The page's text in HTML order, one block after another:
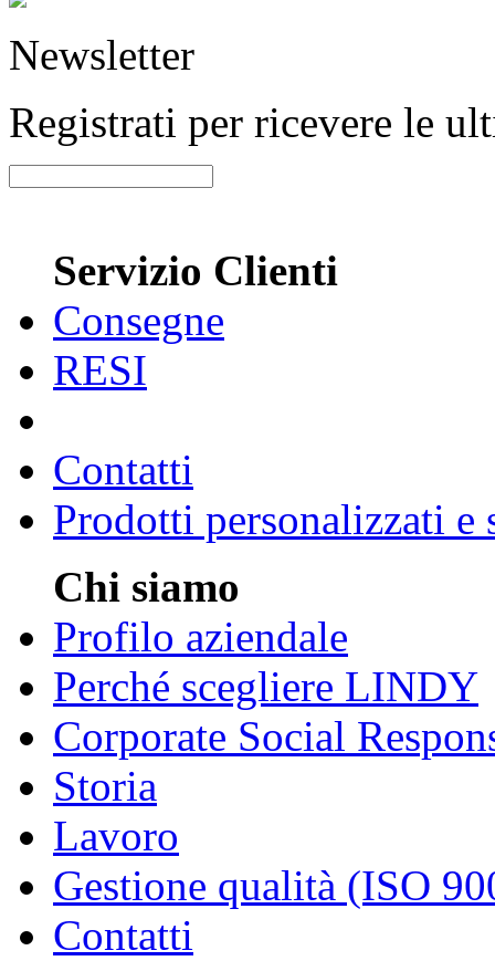
Newsletter
Registrati per ricevere le
Servizio Clienti
Consegne
RESI
Contatti
Prodotti personalizzati e
Chi siamo
Profilo aziendale
Perché scegliere LINDY
Corporate Social
Storia
Lavoro
Gestione qualità (ISO
Contatti